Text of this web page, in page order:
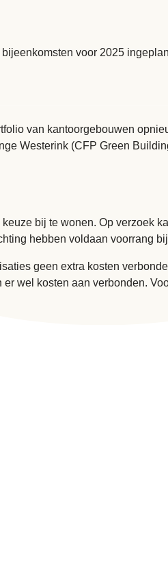
voor 2025
van kantoorgebouwen
Westerink (CFP Green
bij te wonen. Op verzoek
hebben voldaan voorrang
geen extra kosten
wel kosten aan verbonden.